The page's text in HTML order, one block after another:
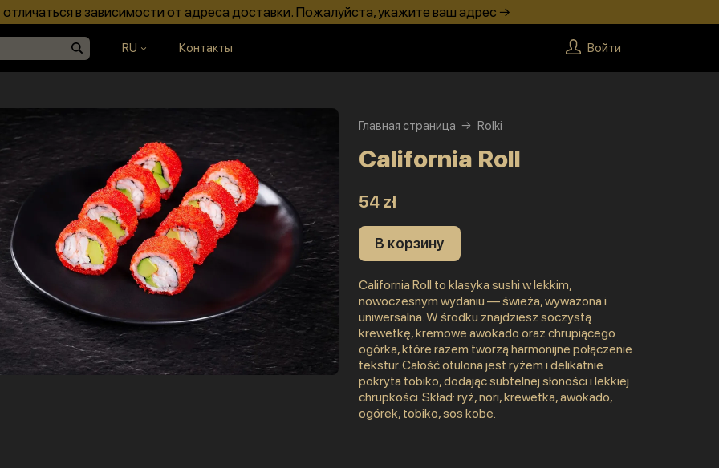
в зависимости от адреса доставки. Пожалуйста, укажите ваш адрес →
RU Контакты Войти
Главная страница Rolki
California Roll
54 zł
В корзину
California Roll to klasyka sushi w lekkim,
nowoczesnym wydaniu — świeża, wyważona i
uniwersalna. W środku znajdziesz soczystą
krewetkę, kremowe awokado oraz chrupiącego
ogórka, które razem tworzą harmonijne połączenie
tekstur. Całość otulona jest ryżem i delikatnie
pokryta tobiko, dodając subtelnej słoności i lekkiej
chrupkości. Skład: ryż, nori, krewetka, awokado,
ogórek, tobiko, sos kobe.